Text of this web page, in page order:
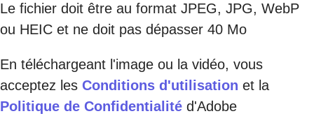
Le fichier doit être au format JPEG, JPG, WebP
ou HEIC et ne doit pas dépasser 40 Mo
En téléchargeant l'image ou la vidéo, vous
acceptez les Conditions d'utilisation et la
Politique de Confidentialité d'Adobe